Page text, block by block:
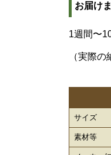
お届け
1週間〜
（実際
サイズ
素材等